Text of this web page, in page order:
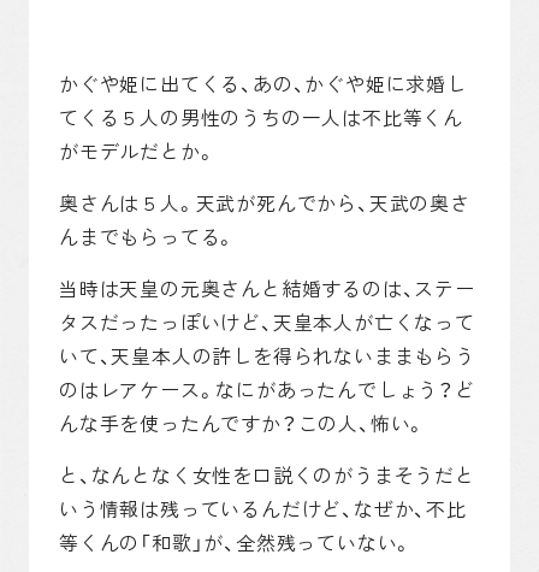
かぐや姫に出てくる、あの、かぐや姫に求婚し
てくる５人の男性のうちの一人は不比等くん
がモデルだとか。
奥さんは５人。天武が死んでから、天武の奥さ
んまでもらってる。
当時は天皇の元奥さんと結婚するのは、ステー
タスだったっぽいけど、天皇本人が亡くなって
いて、天皇本人の許しを得られないままもらう
のはレアケース。なにがあったんでしょう？ど
んな手を使ったんですか？この人、怖い。
と、なんとなく女性を口説くのがうまそうだと
いう情報は残っているんだけど、なぜか、不比
等くんの「和歌」が、全然残っていない。